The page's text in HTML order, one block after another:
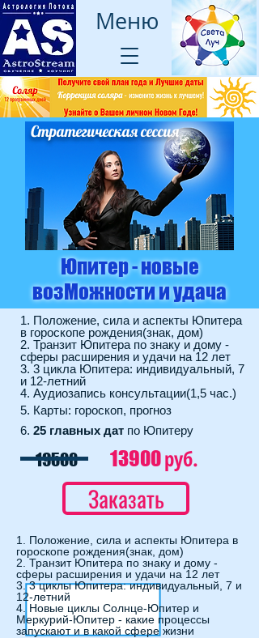
Меню
Стратегическая сессия
Юпитер - новые
возМожности и удача
1. Положение, сила и аспекты Юпитера
в гороскопе рождения(знак, дом)
2. Транзит Юпитера по знаку и дому -
сферы расширения и удачи на 12 лет
3. 3 цикла Юпитера: индивидуальный, 7
и 12-летний
4. Аудиозапись консультации(1,5 час.)
5. Карты: гороскоп, прогноз
6. 25 главных дат по Юпитеру
19500 13900руб.
Заказать
1. Положение, сила и аспекты Юпитера в
гороскопе рождения(знак, дом)
2. Транзит Юпитера по знаку и дому -
сферы расширения и удачи на 12 лет
3. 3 циклы Юпитера: индивидуальный, 7 и
12-летний
4. Новые циклы Солнце-Юпитер и
Меркурий-Юпитер - какие процессы
запускают и в какой сфере жизни